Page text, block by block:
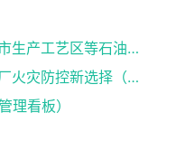
火眼消防系统在河南省许昌市生产工艺区等石油化工方面提高预防火灾安全隐患
火眼智能图像报警，东莞鞋厂火灾防控新选择（火眼可视图像早期火灾智能报警系统）
理看板）